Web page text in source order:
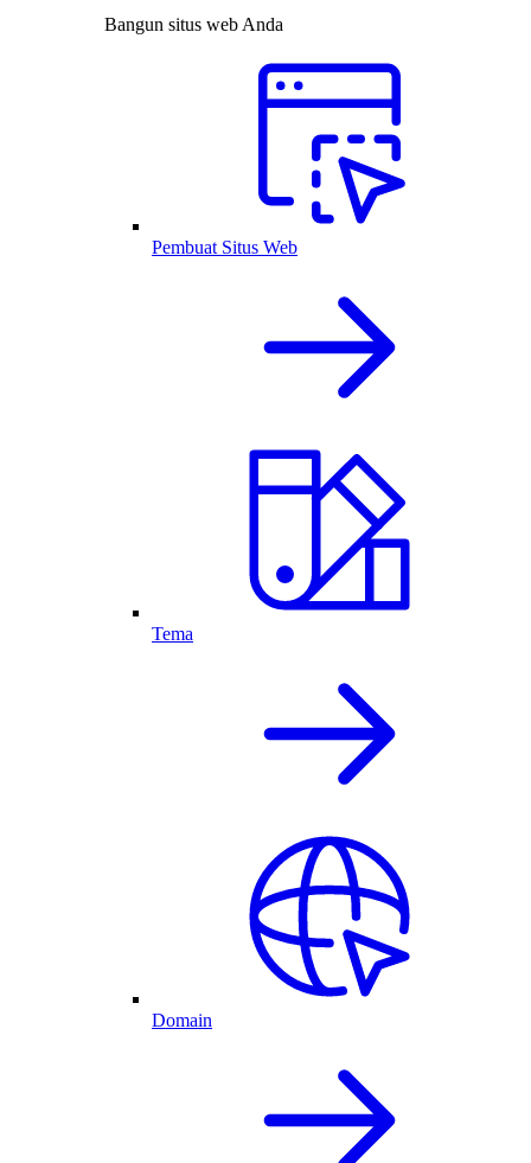
Bangun situs web Anda
Pembuat Situs Web
Tema
Domain